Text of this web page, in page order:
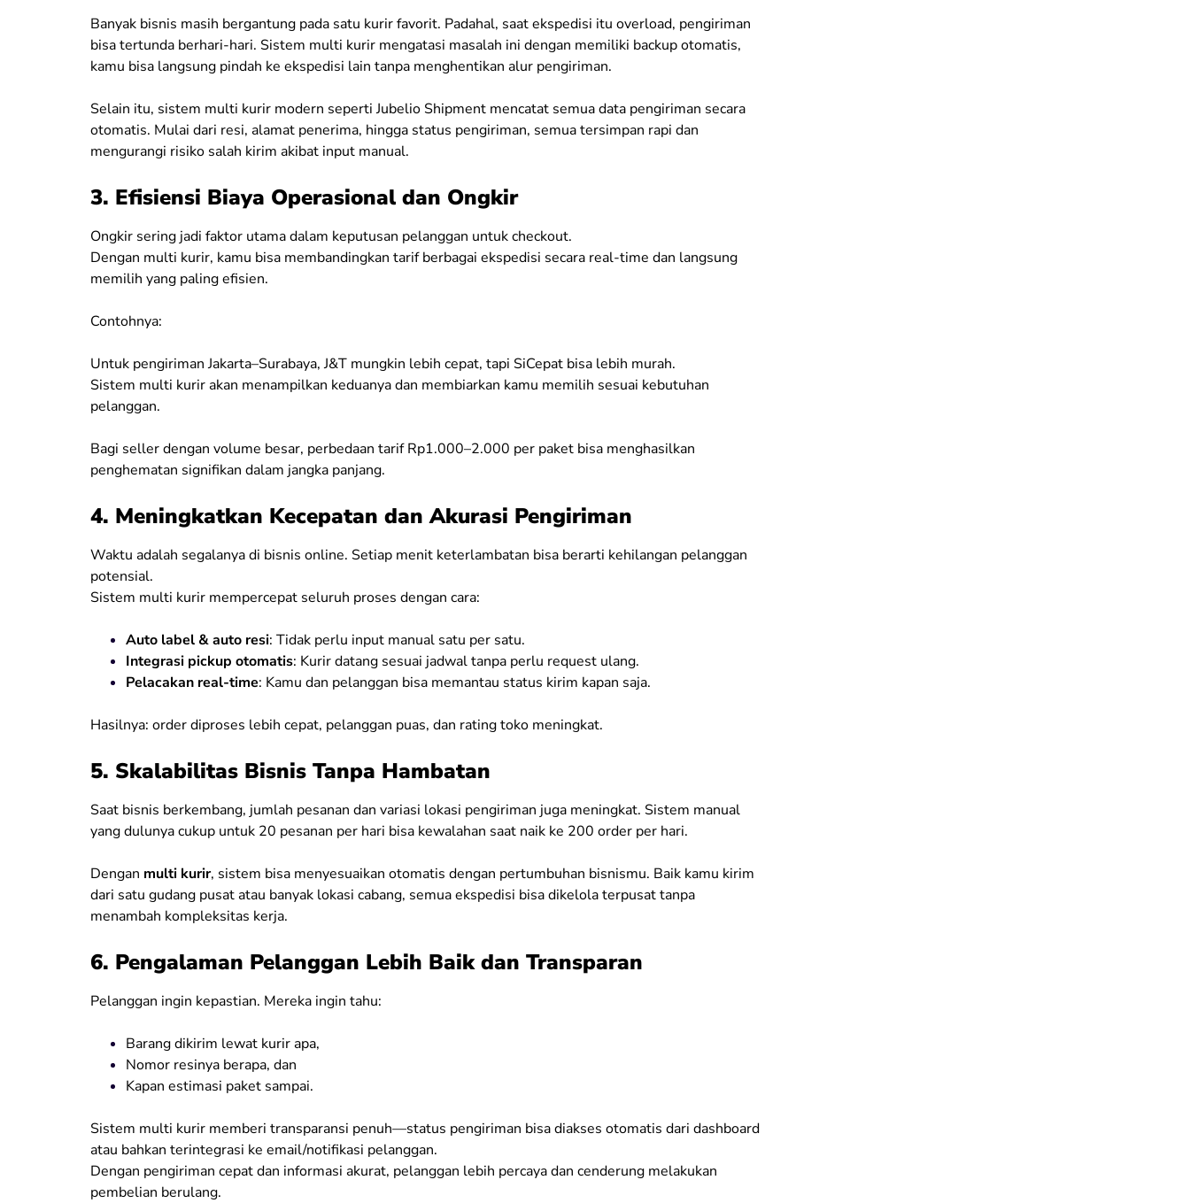
Banyak bisnis masih bergantung pada satu kurir favorit. Padahal, saat ekspedisi itu overload, pengiriman
bisa tertunda berhari-hari. Sistem multi kurir mengatasi masalah ini dengan memiliki backup otomatis,
kamu bisa langsung pindah ke ekspedisi lain tanpa menghentikan alur pengiriman.
Selain itu, sistem multi kurir modern seperti Jubelio Shipment mencatat semua data pengiriman secara
otomatis. Mulai dari resi, alamat penerima, hingga status pengiriman, semua tersimpan rapi dan
mengurangi risiko salah kirim akibat input manual.
3. Efisiensi Biaya Operasional dan Ongkir
Ongkir sering jadi faktor utama dalam keputusan pelanggan untuk checkout.
Dengan multi kurir, kamu bisa membandingkan tarif berbagai ekspedisi secara real-time dan langsung
memilih yang paling efisien.
Contohnya:
Untuk pengiriman Jakarta–Surabaya, J&T mungkin lebih cepat, tapi SiCepat bisa lebih murah.
Sistem multi kurir akan menampilkan keduanya dan membiarkan kamu memilih sesuai kebutuhan
pelanggan.
Bagi seller dengan volume besar, perbedaan tarif Rp1.000–2.000 per paket bisa menghasilkan
penghematan signifikan dalam jangka panjang.
4. Meningkatkan Kecepatan dan Akurasi Pengiriman
Waktu adalah segalanya di bisnis online. Setiap menit keterlambatan bisa berarti kehilangan pelanggan
potensial.
Sistem multi kurir mempercepat seluruh proses dengan cara:
Auto label & auto resi: Tidak perlu input manual satu per satu.
Integrasi pickup otomatis: Kurir datang sesuai jadwal tanpa perlu request ulang.
Pelacakan real-time: Kamu dan pelanggan bisa memantau status kirim kapan saja.
Hasilnya: order diproses lebih cepat, pelanggan puas, dan rating toko meningkat.
5. Skalabilitas Bisnis Tanpa Hambatan
Saat bisnis berkembang, jumlah pesanan dan variasi lokasi pengiriman juga meningkat. Sistem manual
yang dulunya cukup untuk 20 pesanan per hari bisa kewalahan saat naik ke 200 order per hari.
Dengan multi kurir, sistem bisa menyesuaikan otomatis dengan pertumbuhan bisnismu. Baik kamu kirim
dari satu gudang pusat atau banyak lokasi cabang, semua ekspedisi bisa dikelola terpusat tanpa
menambah kompleksitas kerja.
6. Pengalaman Pelanggan Lebih Baik dan Transparan
Pelanggan ingin kepastian. Mereka ingin tahu:
Barang dikirim lewat kurir apa,
Nomor resinya berapa, dan
Kapan estimasi paket sampai.
Sistem multi kurir memberi transparansi penuh—status pengiriman bisa diakses otomatis dari dashboard
atau bahkan terintegrasi ke email/notifikasi pelanggan.
Dengan pengiriman cepat dan informasi akurat, pelanggan lebih percaya dan cenderung melakukan
pembelian berulang.